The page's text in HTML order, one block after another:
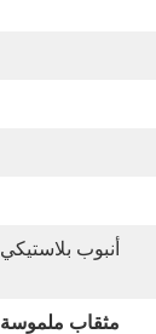
مثقاب ملموسة